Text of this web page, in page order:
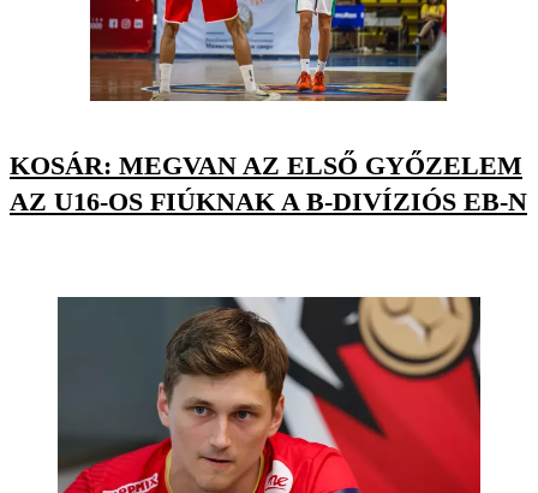
KOSÁR: MEGVAN AZ ELSŐ GYŐZELEM
AZ U16-OS FIÚKNAK A B-DIVÍZIÓS EB-N